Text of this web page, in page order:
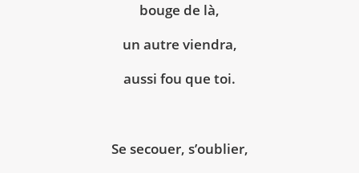
bouge de là,
un autre viendra,
aussi fou que toi.
Se secouer, s’oublier,